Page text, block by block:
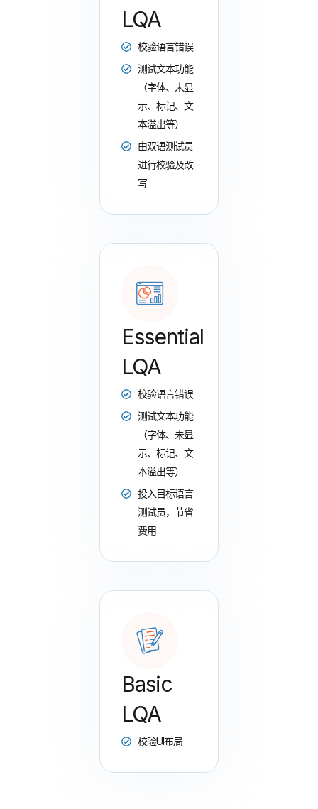
LQA​
校验语言错误
测试文本功能
（字体、未显
示、标记、文
本溢出等）
由双语测试员
进行校验及改
写
Essential
LQA
校验语言错误
测试文本功能
（字体、未显
示、标记、文
本溢出等）
投入目标语言
测试员，节省
费用
Basic
LQA
校验UI布局